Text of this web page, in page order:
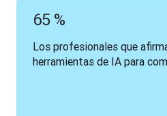
65 %
Los profesionales que
herramientas de IA para